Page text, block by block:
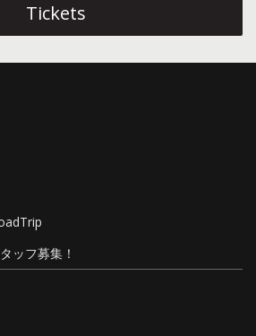
Tickets
ッフ募集！